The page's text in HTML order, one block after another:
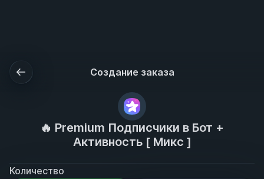
Создание заказа
🔥 Premium Подписчики в Бот +
Активность [ Микс ]
Количество